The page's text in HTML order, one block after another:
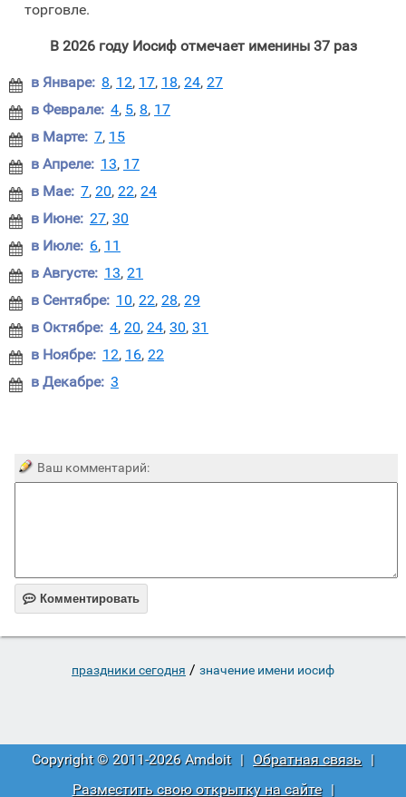
торговле.
В 2026 году Иосиф отмечает именины 37 раз
 в Январе: 8, 12, 17, 18, 24, 27
 в Феврале: 4, 5, 8, 17
 в Марте: 7, 15
 в Апреле: 13, 17
 в Мае: 7, 20, 22, 24
 в Июне: 27, 30
 в Июле: 6, 11
 в Августе: 13, 21
 в Сентябре: 10, 22, 28, 29
 в Октябре: 4, 20, 24, 30, 31
 в Ноябре: 12, 16, 22
 в Декабре: 3
Ваш комментарий:
 Комментировать
праздники сегодня / значение имени иосиф
Copyright © 2011-2026 Amdoit | Обратная связь |
Разместить свою открытку на сайте
|